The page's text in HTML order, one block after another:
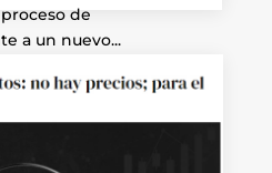
de
a un nuevo...